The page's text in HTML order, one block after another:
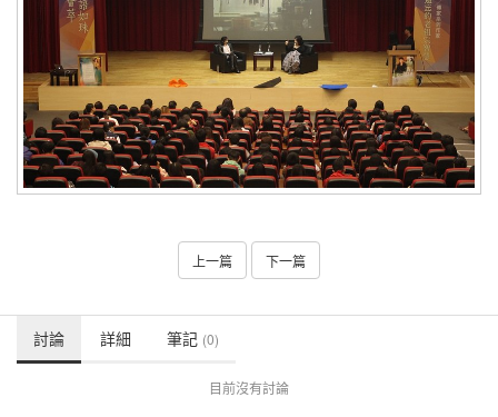
上一篇 下一篇
討論 詳細 筆記 (0)
目前沒有討論